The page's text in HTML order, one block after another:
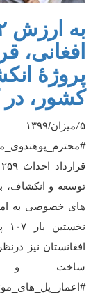
پروژۀ
کشور، در
میزان/
قرارداد احداث۲۵۹
توسعه و انکشاف،
های خصوصی به امضا
نخستین بار۱۰۷
افغانستان نیز
ساخت و